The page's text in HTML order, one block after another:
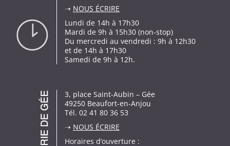
➝ NOUS ÉCRIRE
Lundi de 14h à 17h30
Mardi de 9h à 15h30 (non-stop)
Du mercredi au vendredi : 9h à 12h30
et de 14h à 17h30
Samedi de 9h à 12h.
3, place Saint-Aubin – Gée
49250 Beaufort-en-Anjou
Tél. 02 41 80 36 53
➝ NOUS ÉCRIRE
Horaires d’ouverture :